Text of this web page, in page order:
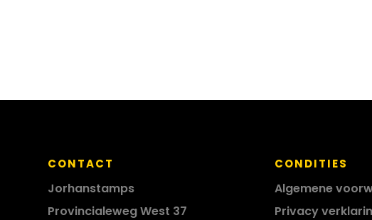
CONTACT
Jorhanstamps
Provincialeweg West 37
CONDITIES
Algemene
Privacy